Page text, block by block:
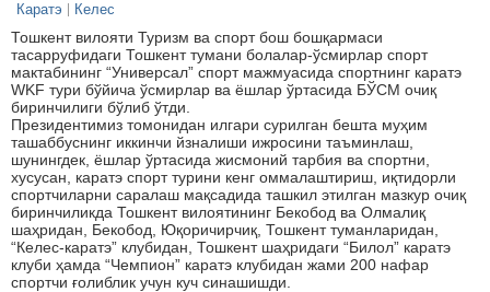
Каратэ Келес
Тошкент вилояти Туризм ва спорт бош бошқармаси
тасарруфидаги Тошкент тумани болалар-ўсмирлар спорт
мактабининг “Универсал” спорт мажмуасида спортнинг каратэ
WKF тури бўйича ўсмирлар ва ёшлар ўртасида БЎСМ очиқ
биринчилиги бўлиб ўтди.
Президентимиз томонидан илгари сурилган бешта муҳим
ташаббуснинг иккинчи йзналиши ижросини таъминлаш,
шунингдек, ёшлар ўртасида жисмоний тарбия ва спортни,
хусусан, каратэ спорт турини кенг оммалаштириш, иқтидорли
спортчиларни саралаш мақсадида ташкил этилган мазкур очиқ
биринчиликда Тошкент вилоятининг Бекобод ва Олмалиқ
шаҳридан, Бекобод, Юқоричирчиқ, Тошкент туманларидан,
“Келес-каратэ” клубидан, Тошкент шаҳридаги “Билол” каратэ
клуби ҳамда “Чемпион” каратэ клубидан жами 200 нафар
спортчи ғолиблик учун куч синашишди.